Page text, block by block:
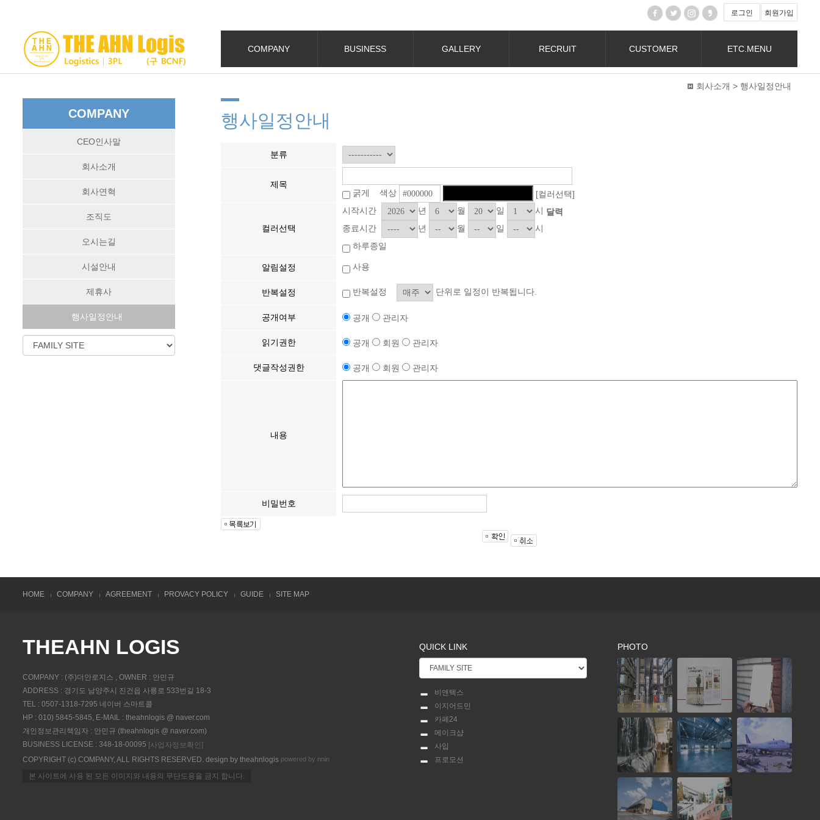
로그인 회원가입
COMPANY BUSINESS GALLERY RECRUIT CUSTOMER ETC.MENU
회사소개 > 행사일정안내
행사일정안내
분류
제목
굵게 색상
[컬러선택]
컬러선택
시작시간 년 월 일 시 달력
종료시간 년 월 일
시
하루종일
알림설정 사용
반복설정 반복설정 단위로 일정이 반복됩니다.
공개여부 공개 관리자
읽기권한 공개 회원 관리자
댓글작성권한 공개 회원 관리자
내용
비밀번호
COMPANY
CEO인사말
회사소개
회사연혁
조직도
오시는길
시설안내
제휴사
행사일정안내
HOME COMPANY AGREEMENT PROVACY POLICY GUIDE SITE MAP
THEAHN LOGIS
COMPANY : (주)더안로지스 , OWNER : 안민규
ADDRESS : 경기도 남양주시 진건읍 사릉로 533번길 18-3
TEL : 0507-1318-7295 네이버 스마트콜
HP : 010) 5845-5845, E-MAIL : theahnlogis @ naver.com
개인정보관리책임자 : 안민규 (theahnlogis @ naver.com)
BUSINESS LICENSE : 348-18-00095 [사업자정보확인]
COPYRIGHT (c) COMPANY, ALL RIGHTS RESERVED. design by theahnlogis powered by nnin
본 사이트에 사용 된 모든 이미지와 내용의 무단도용을 금지 합니다.
QUICK LINK
비앤텍스
이지어드민
카페24
메이크샵
사입
프로모션
PHOTO